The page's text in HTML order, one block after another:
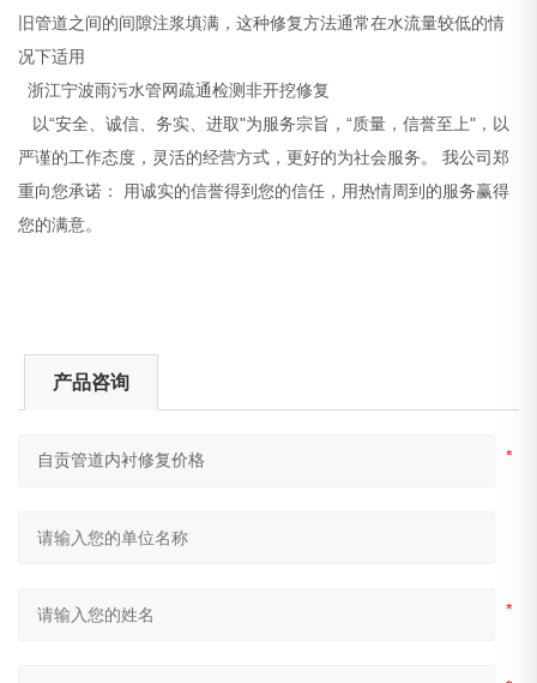
旧管道之间的间隙注浆填满，这种修复方法通常在水流量较低的情
况下适用
浙江宁波雨污水管网疏通检测非开挖修复
以“安全、诚信、务实、进取"为服务宗旨，“质量，信誉至上"，以
严谨的工作态度，灵活的经营方式，更好的为社会服务。 我公司郑
重向您承诺： 用诚实的信誉得到您的信任，用热情周到的服务赢得
您的满意。
产品咨询